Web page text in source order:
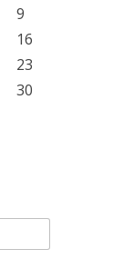
9
16
23
30